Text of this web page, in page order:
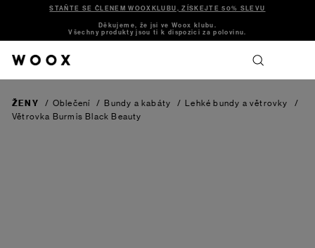
STAŇTE SE ČLENEM WOOXKLUBU, ZÍSKEJTE 50% SLEVU
Děkujeme, že jsi ve Woox klubu.
Všechny produkty jsou ti k dispozici za polovinu.
ŽENY / Oblečení / Bundy a kabáty / Lehké bundy a větrovky
/
Větrovka Burmis Black Beauty